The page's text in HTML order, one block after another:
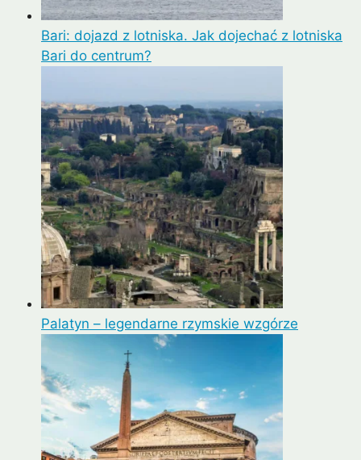
Bari: dojazd z lotniska. Jak dojechać z lotniska
Bari do centrum?
Palatyn – legendarne rzymskie wzgórze